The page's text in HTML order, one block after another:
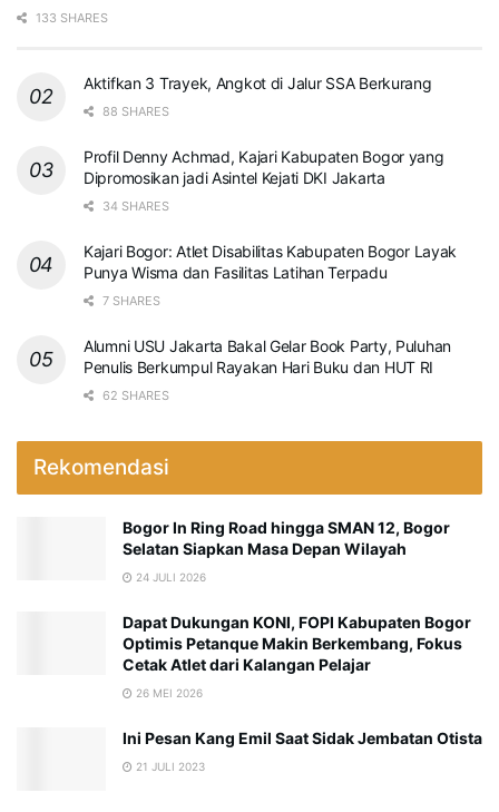
133 SHARES
Aktifkan 3 Trayek, Angkot di Jalur SSA Berkurang
88 SHARES
Profil Denny Achmad, Kajari Kabupaten Bogor yang
Dipromosikan jadi Asintel Kejati DKI Jakarta
34 SHARES
Kajari Bogor: Atlet Disabilitas Kabupaten Bogor Layak
Punya Wisma dan Fasilitas Latihan Terpadu
7 SHARES
Alumni USU Jakarta Bakal Gelar Book Party, Puluhan
Penulis Berkumpul Rayakan Hari Buku dan HUT RI
62 SHARES
Rekomendasi
Bogor In Ring Road hingga SMAN 12, Bogor
Selatan Siapkan Masa Depan Wilayah
24 JULI 2026
Dapat Dukungan KONI, FOPI Kabupaten Bogor
Optimis Petanque Makin Berkembang, Fokus
Cetak Atlet dari Kalangan Pelajar
26 MEI 2026
Ini Pesan Kang Emil Saat Sidak Jembatan Otista
21 JULI 2023